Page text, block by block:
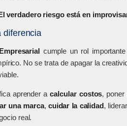
verdadero riesgo está en
diferencia
cumple un rol
No se trata de apagar la
aprender acalcular costos, poner
una marca, cuidar la calidad,
real.